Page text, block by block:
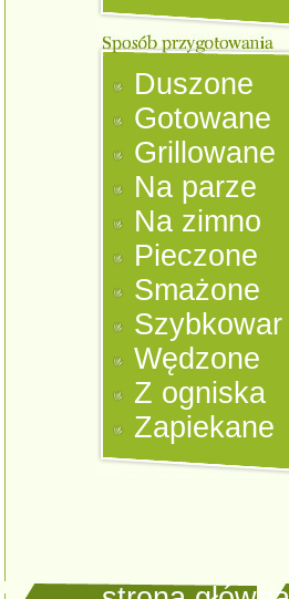
Duszone
Gotowane
Grillowane
Na parze
Na zimno
Pieczone
Smażone
Szybkowar
Wędzone
Z ogniska
Zapiekane